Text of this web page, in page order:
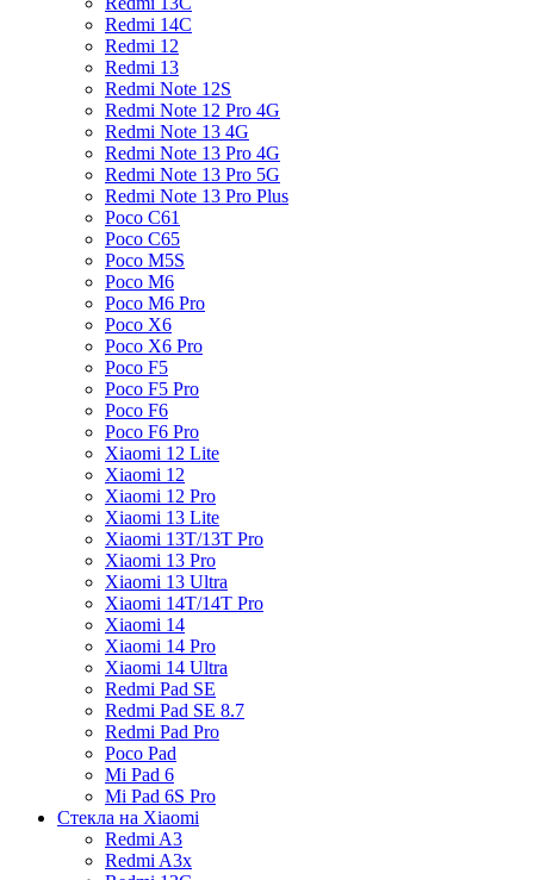
Redmi 14C
Redmi 12
Redmi 13
Redmi Note 12S
Redmi Note 12 Pro 4G
Redmi Note 13 4G
Redmi Note 13 Pro 4G
Redmi Note 13 Pro 5G
Redmi Note 13 Pro Plus
Poco C61
Poco C65
Poco M5S
Poco M6
Poco M6 Pro
Poco X6
Poco X6 Pro
Poco F5
Poco F5 Pro
Poco F6
Poco F6 Pro
Xiaomi 12 Lite
Xiaomi 12
Xiaomi 12 Pro
Xiaomi 13 Lite
Xiaomi 13T/13T Pro
Xiaomi 13 Pro
Xiaomi 13 Ultra
Xiaomi 14T/14T Pro
Xiaomi 14
Xiaomi 14 Pro
Xiaomi 14 Ultra
Redmi Pad SE
Redmi Pad SE 8.7
Redmi Pad Pro
Poco Pad
Mi Pad 6
Mi Pad 6S Pro
Стекла на Xiaomi
Redmi A3
Redmi A3x